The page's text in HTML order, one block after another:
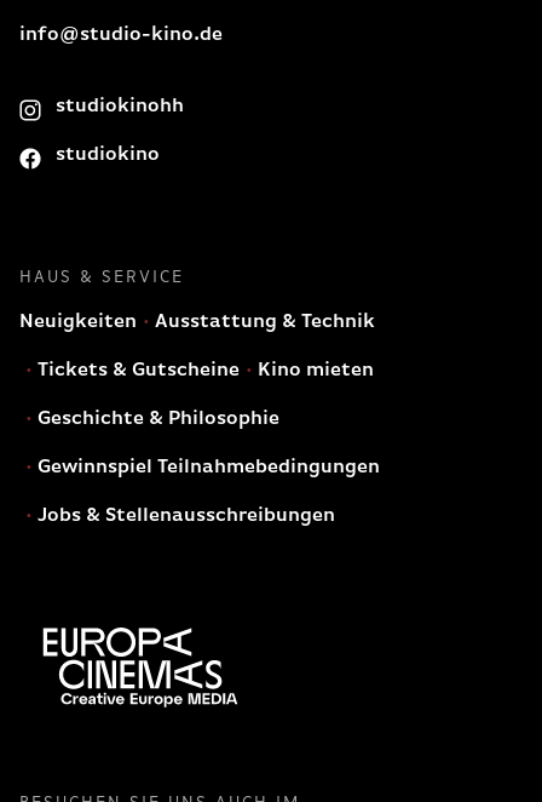
info@studio-kino.de
studiokinohh
studiokino
HAUS & SERVICE
Neuigkeiten Ausstattung & Technik
Tickets & Gutscheine Kino mieten
Geschichte & Philosophie
Gewinnspiel Teilnahmebedingungen
Jobs & Stellenausschreibungen